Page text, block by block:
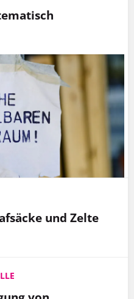
und Zelte